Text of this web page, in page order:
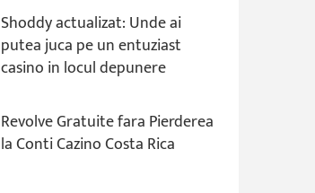
Shoddy actualizat: Unde ai
putea juca pe un entuziast
casino in locul depunere
Revolve Gratuite fara Pierderea
la Conti Cazino Costa Rica